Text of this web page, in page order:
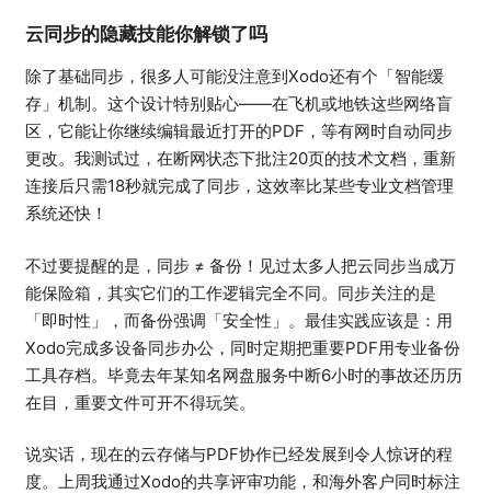
云同步的隐藏技能你解锁了吗
除了基础同步，很多人可能没注意到Xodo还有个「智能缓
存」机制。这个设计特别贴心——在飞机或地铁这些网络盲
区，它能让你继续编辑最近打开的PDF，等有网时自动同步
更改。我测试过，在断网状态下批注20页的技术文档，重新
连接后只需18秒就完成了同步，这效率比某些专业文档管理
系统还快！
不过要提醒的是，同步 ≠ 备份！见过太多人把云同步当成万
能保险箱，其实它们的工作逻辑完全不同。同步关注的是
「即时性」，而备份强调「安全性」。最佳实践应该是：用
Xodo完成多设备同步办公，同时定期把重要PDF用专业备份
工具存档。毕竟去年某知名网盘服务中断6小时的事故还历历
在目，重要文件可开不得玩笑。
说实话，现在的云存储与PDF协作已经发展到令人惊讶的程
度。上周我通过Xodo的共享评审功能，和海外客户同时标注